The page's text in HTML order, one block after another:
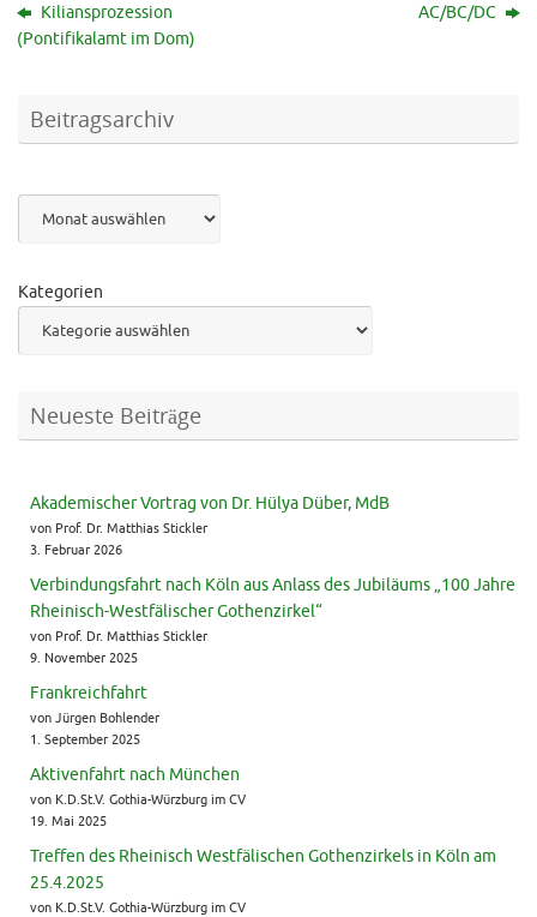
Kiliansprozession
(Pontifikalamt im Dom)
AC/BC/DC
Beitragsarchiv
Kategorien
Neueste Beiträge
Akademischer Vortrag von Dr. Hülya Düber, MdB
von Prof. Dr. Matthias Stickler
3. Februar 2026
Verbindungsfahrt nach Köln aus Anlass des Jubiläums „100 Jahre
Rheinisch-Westfälischer Gothenzirkel“
von Prof. Dr. Matthias Stickler
9. November 2025
Frankreichfahrt
von Jürgen Bohlender
1. September 2025
Aktivenfahrt nach München
von K.D.St.V. Gothia-Würzburg im CV
19. Mai 2025
Treffen des Rheinisch Westfälischen Gothenzirkels in Köln am
25.4.2025
von K.D.St.V. Gothia-Würzburg im CV